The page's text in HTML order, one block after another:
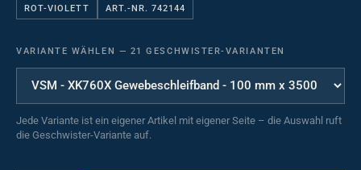
ROT-VIOLETT ART.-NR. 742144
VARIANTE WÄHLEN — 21 GESCHWISTER-VARIANTEN
Jede Variante ist ein eigener Artikel mit eigener Seite – die Auswahl ruft
die Geschwister-Variante auf.